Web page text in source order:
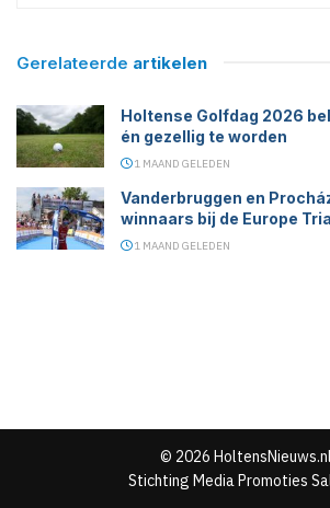
Gerelateerde artikelen
Holtense Golfdag 2026
én gezellig te worden
1 MAAND GELEDEN
Vanderbruggen en
winnaars bij de Europe
1 MAAND GELEDEN
© 2026 HoltensNieuws.nl
Stichting Media Promoties